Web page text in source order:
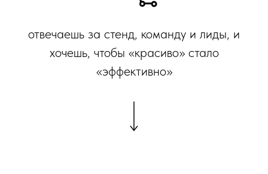
отвечаешь за стенд, команду и лиды, и
хочешь, чтобы «красиво» стало
«эффективно»